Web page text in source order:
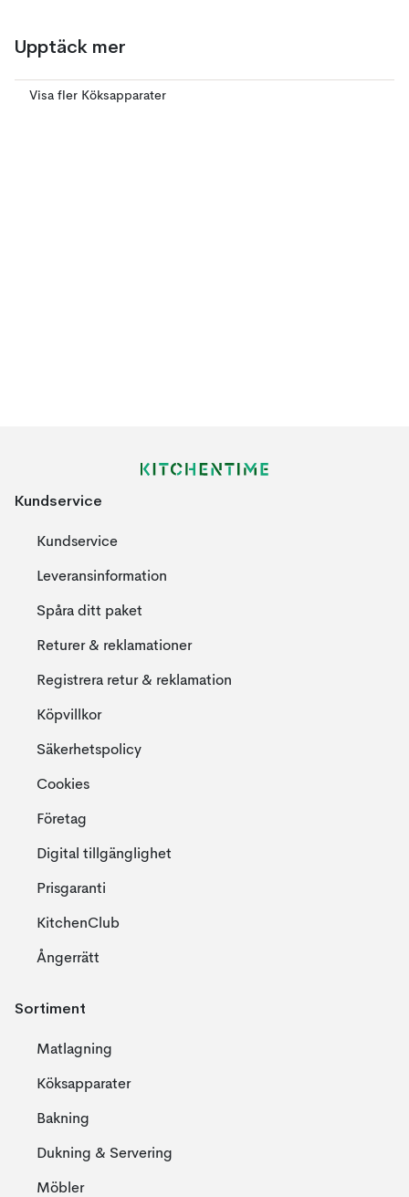
Upptäck mer
Visa fler Köksapparater
Kundservice
Kundservice
Leveransinformation
Spåra ditt paket
Returer & reklamationer
Registrera retur & reklamation
Köpvillkor
Säkerhetspolicy
Cookies
Företag
Digital tillgänglighet
Prisgaranti
KitchenClub
Ångerrätt
Sortiment
Matlagning
Köksapparater
Bakning
Dukning & Servering
Möbler